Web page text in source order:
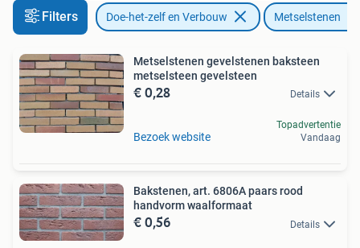
Filters Doe-het-zelf en Verbouw Metselstenen
Metselstenen gevelstenen baksteen
metselsteen gevelsteen
€ 0,28 Details
Bezoek website
Topadvertentie
Vandaag
Bakstenen, art. 6806A paars rood
handvorm waalformaat
€ 0,56 Details